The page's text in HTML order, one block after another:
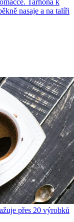
Tarhoňa k
nasaje a na talíři
přes 20 výrobků